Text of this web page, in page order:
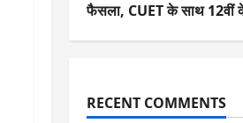
फैसला, CUET के साथ 12वीं के
RECENT COMMENTS